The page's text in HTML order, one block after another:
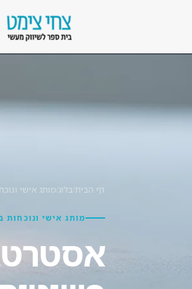
נעים להכיר
דף הבית בלוג מותג אישי
מותג אישי ונוכחות